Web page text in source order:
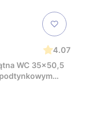
4.07
WC 35x50,5